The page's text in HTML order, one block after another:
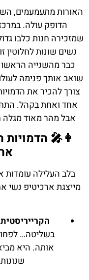
האורות מתעמעמים,
הדופק עולה.
שמזכירה חנות כלבו
נשים שונות
כבר מהשנייה
שואב אותך פנימה
צורך להכיר את
אחד ואחת בקהל.
אבל מהר מאוד מגלה
👩‍🎤
בלב העלילה עומדות
מייצגת ארכיטיפ נשי
הקרייריסטית
בשליטה…
אותה. היא